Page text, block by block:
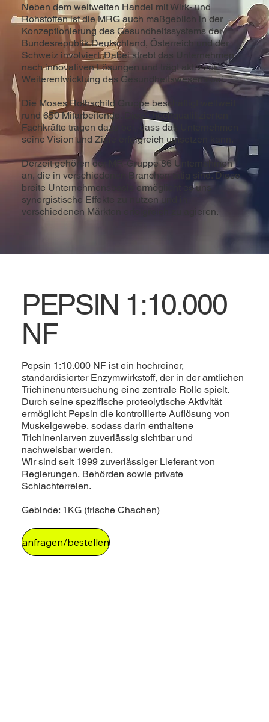
Neben dem weltweiten Handel mit Wirk- und
Rohstoffen ist die MRG auch maßgeblich in der
Konzeptionierung des Gesundheitssystems der
Bundesrepublik Deutschland, Österreich und der
Schweiz involviert. Dabei strebt das Unternehmen
nach innovativen Lösungen und trägt aktiv zur
Weiterentwicklung des Gesundheitswesens bei.
Die Moses Rothschild Gruppe beschäftigt weltweit
rund 650 Mitarbeitende. Diese hochqualifizierten
Fachkräfte tragen dazu bei, dass das Unternehmen
seine Vision und Ziele erfolgreich umsetzen kann.
Derzeit gehören der MR-Gruppe 86 Unternehmen
an, die in verschiedenen Branchen tätig sind. Diese
breite Unternehmensbasis ermöglicht es uns
synergistische Effekte zu nutzen und in
verschiedenen Märkten erfolgreich zu agieren.
PEPSIN 1:10.000
NF
Pepsin 1:10.000 NF ist ein hochreiner,
standardisierter Enzymwirkstoff, der in der amtlichen
Trichinenuntersuchung eine zentrale Rolle spielt.
Durch seine spezifische proteolytische Aktivität
ermöglicht Pepsin die kontrollierte Auflösung von
Muskelgewebe, sodass darin enthaltene
Trichinenlarven zuverlässig sichtbar und
nachweisbar werden.
Wir sind seit 1999 zuverlässiger Lieferant von
Regierungen, Behörden sowie private
Schlachterreien.
Gebinde: 1KG (frische Chachen)
anfragen/bestellen